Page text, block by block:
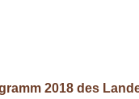
2018 des